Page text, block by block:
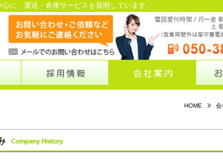
に、運送・倉庫サービスを展開しています。
HOME 会